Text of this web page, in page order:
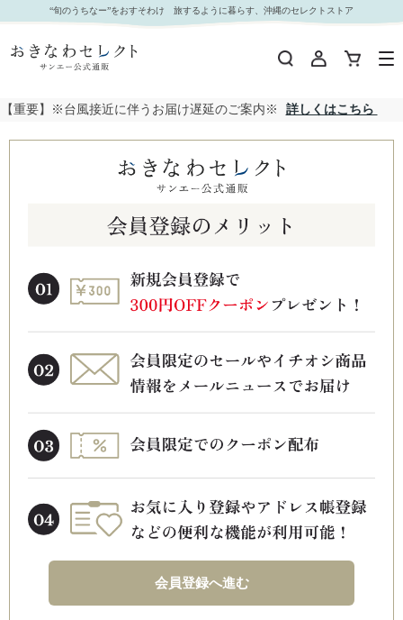
“旬のうちなー”をおすそわけ 旅するように暮らす、沖縄のセレクトストア
【重要】※台風接近に伴うお届け遅延のご案内※ 詳しくはこちら
会員登録へ進む